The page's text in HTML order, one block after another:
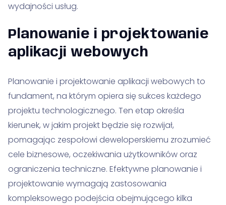
wydajności usług.
Planowanie i projektowanie
aplikacji webowych
Planowanie i projektowanie aplikacji webowych to
fundament, na którym opiera się sukces każdego
projektu technologicznego. Ten etap określa
kierunek, w jakim projekt będzie się rozwijał,
pomagając zespołowi deweloperskiemu zrozumieć
cele biznesowe, oczekiwania użytkowników oraz
ograniczenia techniczne. Efektywne planowanie i
projektowanie wymagają zastosowania
kompleksowego podejścia obejmującego kilka